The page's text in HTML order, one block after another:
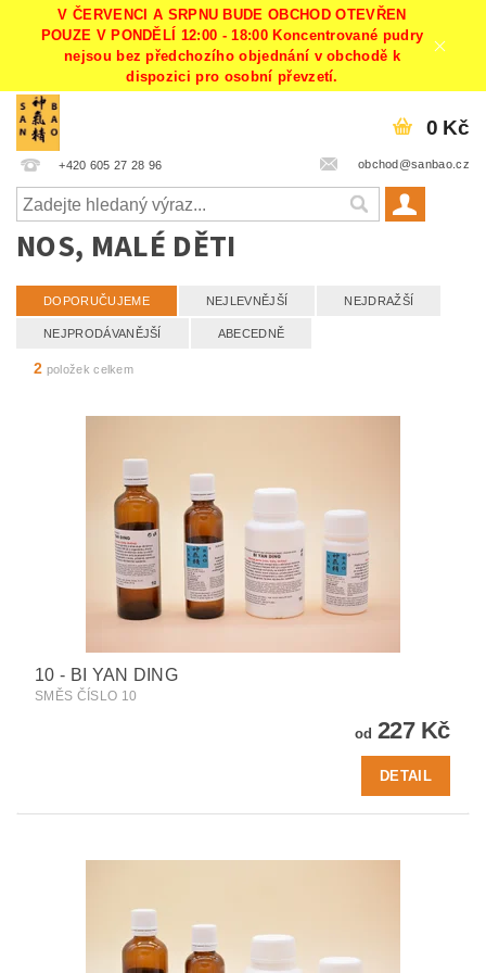
V ČERVENCI A SRPNU BUDE OBCHOD OTEVŘEN
POUZE V PONDĚLÍ 12:00 - 18:00 Koncentrované pudry
nejsou bez předchozího objednání v obchodě k
dispozici pro osobní převzetí.
+420 605 27 28 96 obchod@sanbao.cz
0 Kč
NOS, MALÉ DĚTI
DOPORUČUJEME NEJLEVNĚJŠÍ NEJDRAŽŠÍ
NEJPRODÁVANĚJŠÍ ABECEDNĚ
2 položek celkem
10 - BI YAN DING
SMĚS ČÍSLO 10
od 227 Kč
DETAIL